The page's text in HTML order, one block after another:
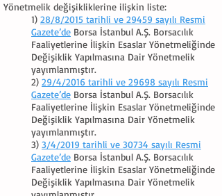
Yönetmelik değişikliklerine ilişkin liste:
1) 28/8/2015 tarihli ve 29459 sayılı Resmi
Gazete’de Borsa İstanbul A.Ş. Borsacılık
Faaliyetlerine İlişkin Esaslar Yönetmeliğinde
Değişiklik Yapılmasına Dair Yönetmelik
yayımlanmıştır.
2) 29/4/2016 tarihli ve 29698 sayılı Resmi
Gazete’de Borsa İstanbul A.Ş. Borsacılık
Faaliyetlerine İlişkin Esaslar Yönetmeliğinde
Değişiklik Yapılmasına Dair Yönetmelik
yayımlanmıştır.
3) 3/4/2019 tarihli ve 30734 sayılı Resmi
Gazete’de Borsa İstanbul A.Ş. Borsacılık
Faaliyetlerine İlişkin Esaslar Yönetmeliğinde
Değişiklik Yapılmasına Dair Yönetmelik